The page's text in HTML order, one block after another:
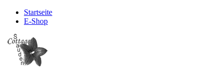
Startseite
E-Shop